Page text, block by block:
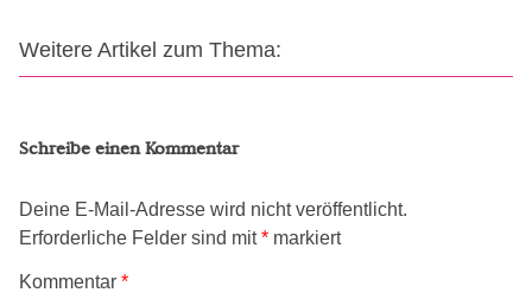
Weitere Artikel zum Thema:
Schreibe einen Kommentar
Deine E-Mail-Adresse wird nicht veröffentlicht.
Erforderliche Felder sind mit* markiert
Kommentar *